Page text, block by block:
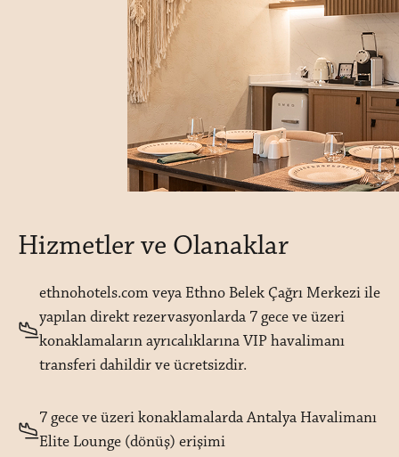
Hizmetler ve Olanaklar
ethnohotels.com veya Ethno Belek Çağrı Merkezi ile
yapılan direkt rezervasyonlarda 7 gece ve üzeri
konaklamaların ayrıcalıklarına VIP havalimanı
transferi dahildir ve ücretsizdir.
7 gece ve üzeri konaklamalarda Antalya Havalimanı
Elite Lounge (dönüş) erişimi